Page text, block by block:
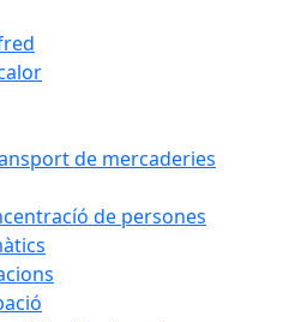
de mercaderies
de persones